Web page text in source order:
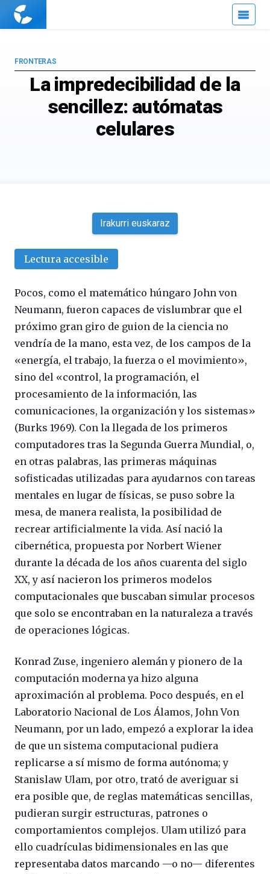
Cuaderno
La impredecibilidad de la
sencillez: autómatas
celulares
FRONTERAS
Irakurri euskaraz
Lectura accesible
Pocos, como el matemático húngaro John von
Neumann, fueron capaces de vislumbrar que el
próximo gran giro de guion de la ciencia no
vendría de la mano, esta vez, de los campos de la
«energía, el trabajo, la fuerza o el movimiento»,
sino del «control, la programación, el
procesamiento de la información, las
comunicaciones, la organización y los sistemas»
(Burks 1969). Con la llegada de los primeros
computadores tras la Segunda Guerra Mundial, o,
en otras palabras, las primeras máquinas
sofisticadas utilizadas para ayudarnos con tareas
mentales en lugar de físicas, se puso sobre la
mesa, de manera realista, la posibilidad de
recrear artificialmente la vida. Así nació la
cibernética, propuesta por Norbert Wiener
durante la década de los años cuarenta del siglo
XX, y así nacieron los primeros modelos
computacionales que buscaban simular procesos
que solo se encontraban en la naturaleza a través
de operaciones lógicas.
Konrad Zuse, ingeniero alemán y pionero de la
computación moderna ya hizo alguna
aproximación al problema. Poco después, en el
Laboratorio Nacional de Los Álamos, John Von
Neumann, por un lado, empezó a explorar la idea
de que un sistema computacional pudiera
replicarse a sí mismo de forma autónoma; y
Stanislaw Ulam, por otro, trató de averiguar si
era posible que, de reglas matemáticas sencillas,
pudieran surgir estructuras, patrones o
comportamientos complejos. Ulam utilizó para
ello cuadrículas bidimensionales en las que
representaba datos marcando —o no— diferentes